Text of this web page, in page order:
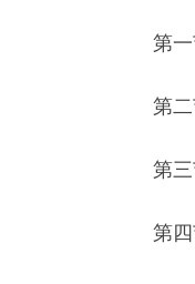
第一
第二
第三
第四